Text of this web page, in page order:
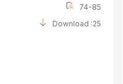
74-85
Download :25